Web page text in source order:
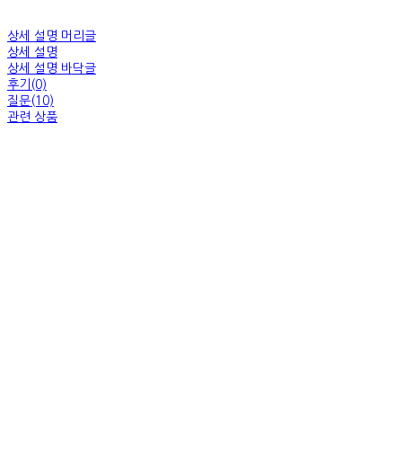
상세 설명 머리글
상세 설명
상세 설명 바닥글
후기(0)
질문(10)
관련 상품